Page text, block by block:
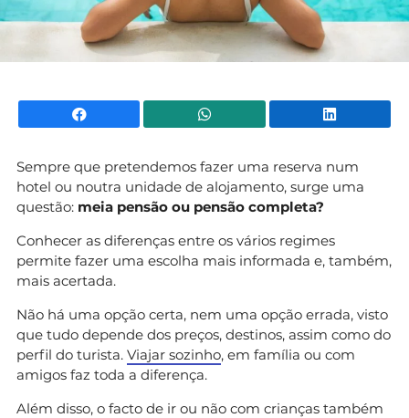
Facebook WhatsApp
Sempre que pretendemos fazer uma reserva num
hotel ou noutra unidade de alojamento, surge uma
questão: meia pensão ou pensão completa?
Conhecer as diferenças entre os vários regimes
permite fazer uma escolha mais informada e, também,
mais acertada.
Não há uma opção certa, nem uma opção errada, visto
que tudo depende dos preços, destinos, assim como do
perfil do turista. Viajar sozinho, em família ou com
amigos faz toda a diferença.
Além disso, o facto de ir ou não com crianças também